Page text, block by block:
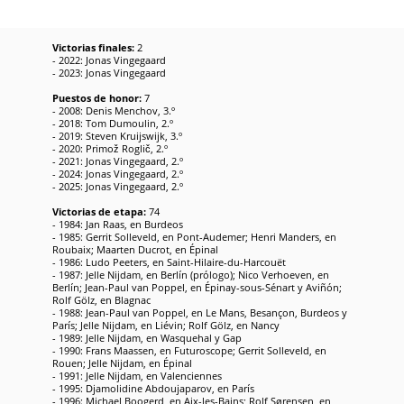
Victorias finales: 2
- 2022: Jonas Vingegaard
- 2023: Jonas Vingegaard
Puestos de honor: 7
- 2008: Denis Menchov, 3.º
- 2018: Tom Dumoulin, 2.º
- 2019: Steven Kruijswijk, 3.º
- 2020: Primož Roglič, 2.º
- 2021: Jonas Vingegaard, 2.º
- 2024: Jonas Vingegaard, 2.º
- 2025: Jonas Vingegaard, 2.º
Victorias de etapa: 74
- 1984: Jan Raas, en Burdeos
- 1985: Gerrit Solleveld, en Pont-Audemer; Henri Manders, en
Roubaix; Maarten Ducrot, en Épinal
- 1986: Ludo Peeters, en Saint-Hilaire-du-Harcouët
- 1987: Jelle Nijdam, en Berlín (prólogo); Nico Verhoeven, en
Berlín; Jean-Paul van Poppel, en Épinay-sous-Sénart y Aviñón;
Rolf Gölz, en Blagnac
- 1988: Jean-Paul van Poppel, en Le Mans, Besançon, Burdeos y
París; Jelle Nijdam, en Liévin; Rolf Gölz, en Nancy
- 1989: Jelle Nijdam, en Wasquehal y Gap
- 1990: Frans Maassen, en Futuroscope; Gerrit Solleveld, en
Rouen; Jelle Nijdam, en Épinal
- 1991: Jelle Nijdam, en Valenciennes
- 1995: Djamolidine Abdoujaparov, en París
- 1996: Michael Boogerd, en Aix-les-Bains; Rolf Sørensen, en